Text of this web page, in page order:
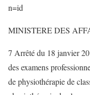
n=id
MINISTERE DES
7 Arrêté du 18 janvier
des examens
de physiothérapie de